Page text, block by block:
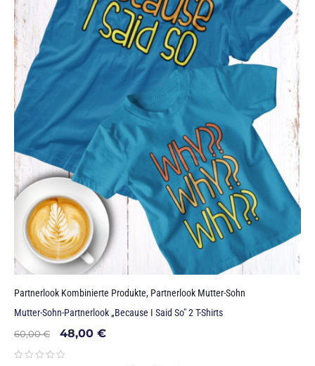
Partnerlook Kombinierte Produkte, Partnerlook Mutter-Sohn
Mutter-Sohn-Partnerlook „Because I Said So" 2 T-Shirts
60,00€ 48,00 €